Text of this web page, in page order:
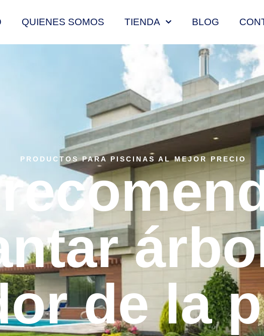
QUIENES SOMOS TIENDA BLOG
PRODUCTOS PARA PISCINAS AL MEJOR PRECIO
de la